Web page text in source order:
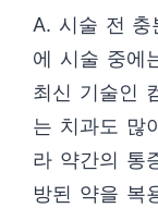
A. 시술 전 충
에 시술 중에
최신 기술인
는 치과도 많
라 약간의 통
방된 약을 복